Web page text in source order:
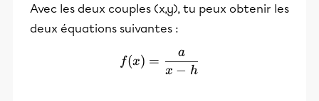
Avec les deux couples (x,y), tu peux obtenir les
deux équations suivantes :
f(x)=\frac{a}{x-h}
f(x) =
x − h
a